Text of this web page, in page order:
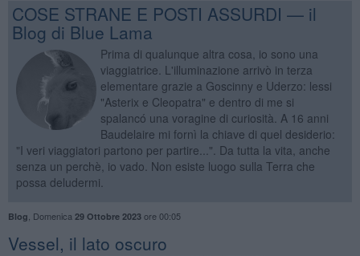
COSE STRANE E POSTI ASSURDI — il
Blog di Blue Lama
Prima di qualunque altra cosa, io sono una
viaggiatrice. L'illuminazione arrivò in terza
elementare grazie a Goscinny e Uderzo: lessi
"Asterix e Cleopatra" e dentro di me si
spalancó una voragine di curiosità. A 16 anni
Baudelaire mi fornì la chiave di quel desiderio:
"I veri viaggiatori partono per partire...". Da tutta la vita, anche
senza un perchè, io vado. Non esiste luogo sulla Terra che
possa deludermi.
Blog Domenica 29 Ottobre 2023ore 00:05
Vessel, il lato oscuro